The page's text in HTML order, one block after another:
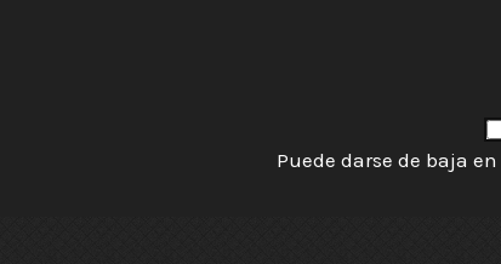
Puede darse de baja